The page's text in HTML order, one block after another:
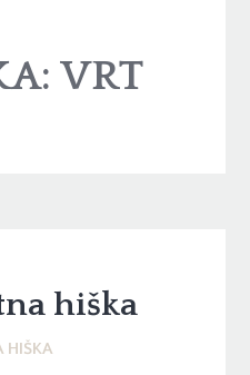
VRT
hiška
HIŠKA